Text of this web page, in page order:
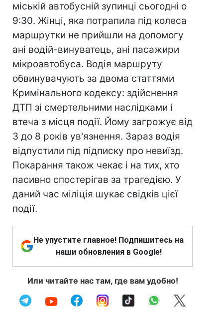
міській автобусній зупинці сьогодні о
9:30. Жінці, яка потрапила під колеса
маршрутки не прийшли на допомогу
ані водій-винуватець, ані пасажири
мікроавтобуса. Водія маршруту
обвинувачують за двома статтями
Кримінального кодексу: здійснення
ДТП зі смертельними наслідками і
втеча з місця події. Йому загрожує від
3 до 8 років ув'язнення. Зараз водія
відпустили під підписку про невиїзд.
Покарання також чекає і на тих, хто
пасивно спостерігав за трагедією. У
даний час міліція шукає свідків цієї
події.
Не упустите главное! Подпишитесь на
наши обновления в Google!
Или читайте нас там, где вам удобно!